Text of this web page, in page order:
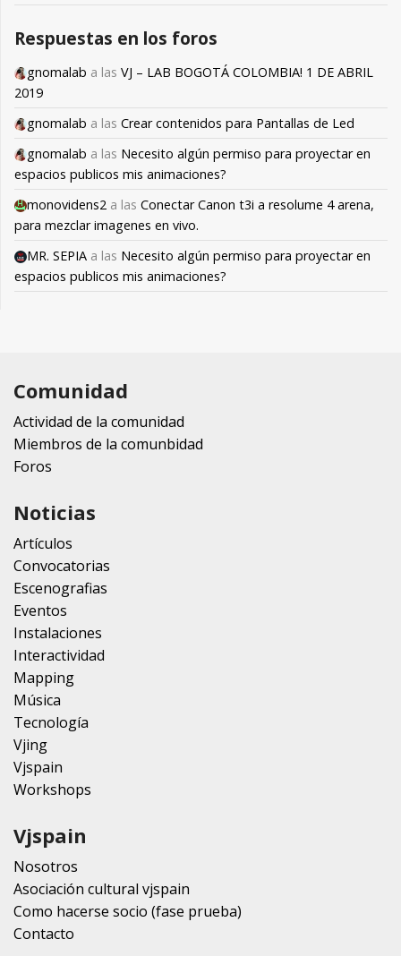
Respuestas en los foros
gnomalab a las VJ – LAB BOGOTÁ COLOMBIA! 1 DE ABRIL
2019
gnomalab a las Crear contenidos para Pantallas de Led
gnomalab a las Necesito algún permiso para proyectar en
espacios publicos mis animaciones?
monovidens2 a las Conectar Canon t3i a resolume 4 arena,
para mezclar imagenes en vivo.
MR. SEPIA a las Necesito algún permiso para proyectar en
espacios publicos mis animaciones?
Comunidad
Actividad de la comunidad
Miembros de la comunbidad
Foros
Noticias
Artículos
Convocatorias
Escenografias
Eventos
Instalaciones
Interactividad
Mapping
Música
Tecnología
Vjing
Vjspain
Workshops
Vjspain
Nosotros
Asociación cultural vjspain
Como hacerse socio (fase prueba)
Contacto